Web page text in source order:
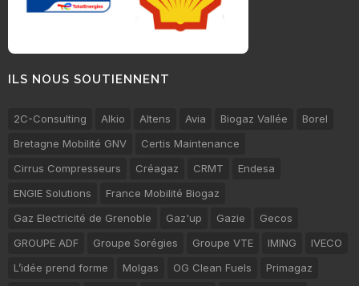
ILS NOUS SOUTIENNENT
2C-Consulting Alkio Altens Avia Biogaz Vallée
Borel
Bretagne Mobilité GNV
Certis Maintenance
Cirrus Compresseurs
Créagaz CRMT
Endesa
ENGIE Solutions
France Mobilité Biogaz
Gaz Electricité de Grenoble
Gaz'up Gazie
Gecos
GROUPE ADF
Groupe Sorégies Groupe VTE IMING
IVECO
L’idée prend forme
Molgas OG Clean Fuels Primagaz